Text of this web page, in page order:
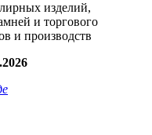
изделий,
и торгового
и производств